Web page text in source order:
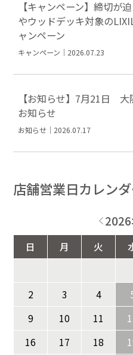
【キャンペーン】締切が
やウッドデッキ対象の
ャンペーン
キャンペーン｜2026.07.23
【お知らせ】7月21日
お知らせ
お知らせ｜2026.07.17
店舗営業日カレン
日 月 火
2
3 4
9
10 11
16
17 18